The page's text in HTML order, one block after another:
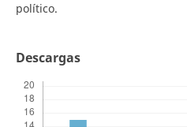
político.
Descargas